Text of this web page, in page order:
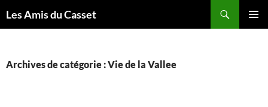
auLes Amis du Casset
Archives de catégorie : Vie de la Vallee